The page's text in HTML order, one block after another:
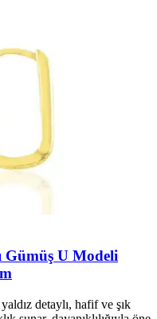
Gümüş U Modeli
detaylı, hafif ve şık